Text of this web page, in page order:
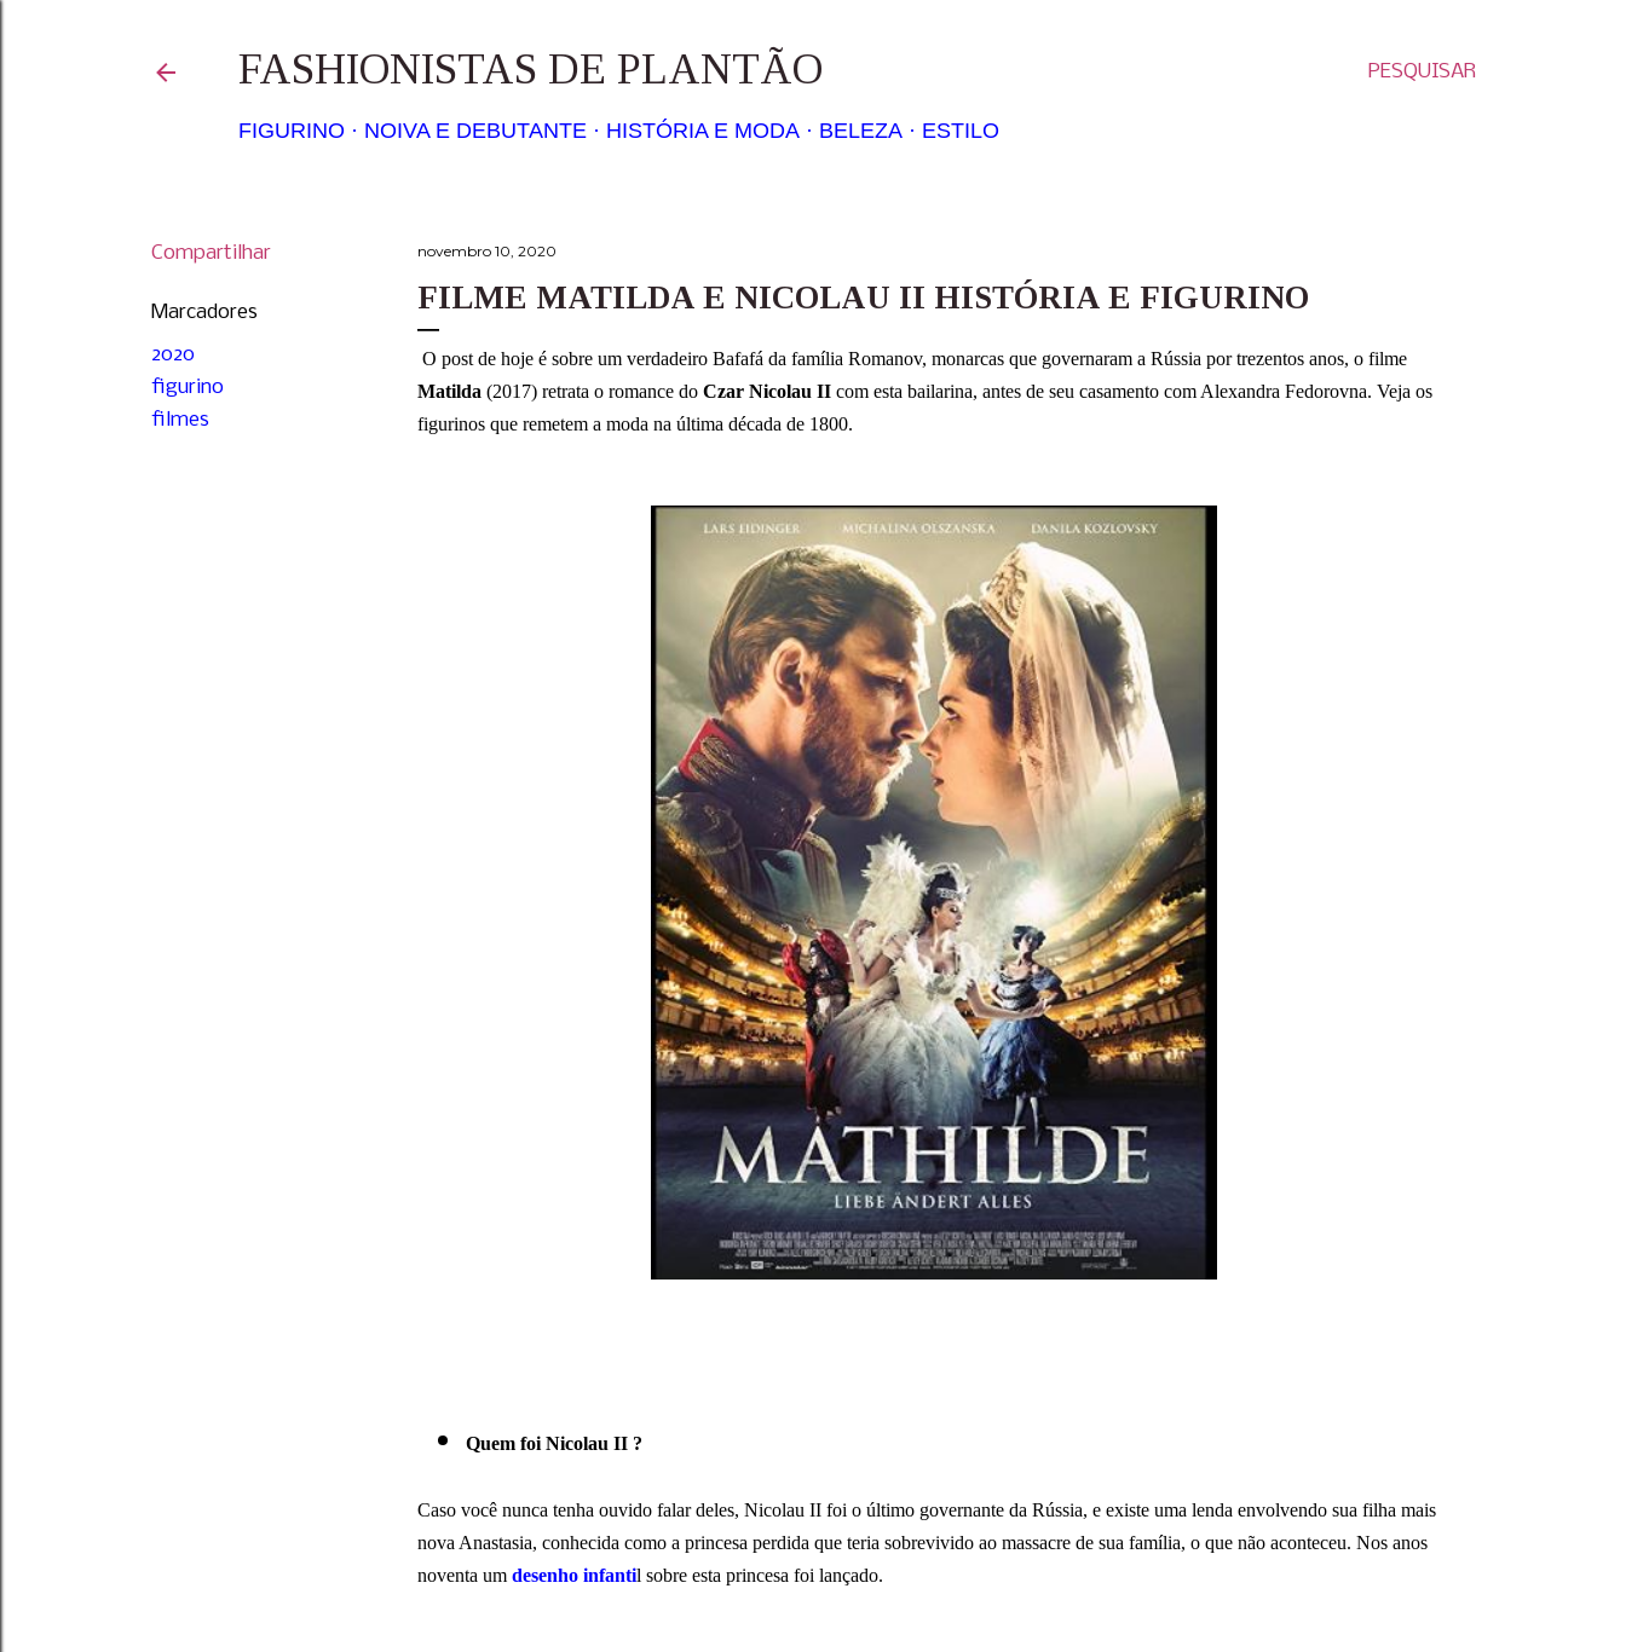
PESQUISAR
FASHIONISTAS DE PLANTÃO
FIGURINO NOIVA E DEBUTANTE HISTÓRIA E MODA BELEZA ESTILO
Compartilhar
Marcadores
2020
figurino
filmes
novembro 10, 2020
FILME MATILDA E NICOLAU II HISTÓRIA E FIGURINO
O post de hoje é sobre um verdadeiro Bafafá da família Romanov, monarcas que governaram a Rússia por trezentos anos, o filme
Matilda (2017) retrata o romance do Czar Nicolau II com esta bailarina, antes de seu casamento com Alexandra Fedorovna. Veja os
figurinos que remetem a moda na última década de 1800.
Quem foi Nicolau II ?
Caso você nunca tenha ouvido falar deles, Nicolau II foi o último governante da Rússia, e existe uma lenda envolvendo sua filha mais
nova Anastasia, conhecida como a princesa perdida que teria sobrevivido ao massacre de sua família, o que não aconteceu. Nos anos
noventa um desenho infantil sobre esta princesa foi lançado.